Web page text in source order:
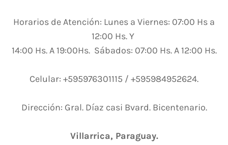
Horarios de Atención: Lunes a Viernes: 07:00 Hs a
12:00 Hs. Y
14:00 Hs. A 19:00Hs. Sábados: 07:00 Hs. A 12:00 Hs.
Celular: +595976301115 / +595984952624.
Dirección: Gral. Díaz casi Bvard. Bicentenario.
Villarrica, Paraguay.